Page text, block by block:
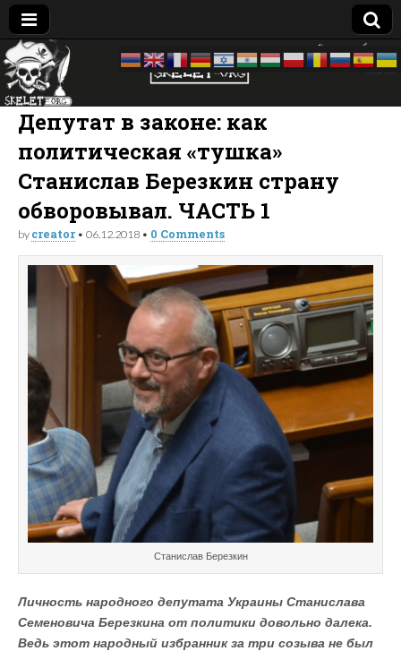
Skelet
Org
досье —
биография
—
компромат:
Украина
Депутат в законе: как
политическая «тушка»
Станислав Березкин страну
обворовывал. ЧАСТЬ 1
by creator• 06.12.2018 • 0 Comments
Станислав Березкин
Личность народного депутата Украины Станислава
Семеновича Березкина от политики довольно далека.
Ведь этот народный избранник за три созыва не был